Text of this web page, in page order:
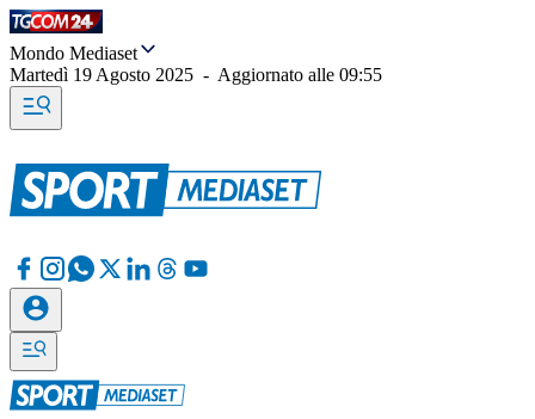
Mondo Mediaset
Martedì 19 Agosto 2025 - Aggiornato alle 09:55